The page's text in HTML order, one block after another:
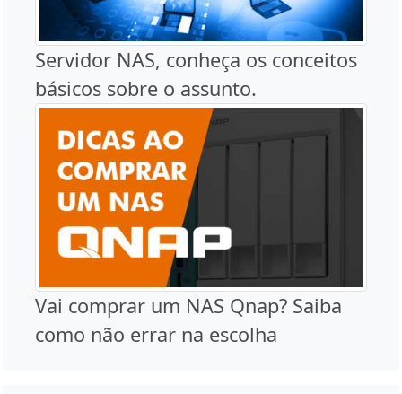
Servidor NAS, conheça os conceitos
básicos sobre o assunto.
Vai comprar um NAS Qnap? Saiba
como não errar na escolha